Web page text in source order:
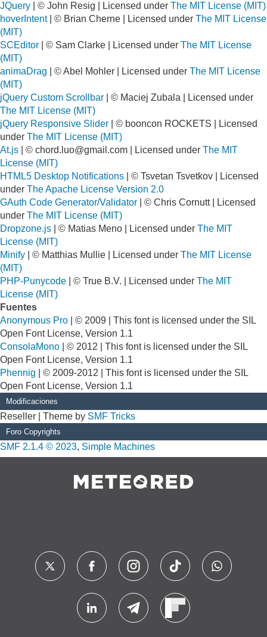
JQuery | © John Resig | Licensed under The MIT License (MIT)
hoverIntent| © Brian Cherne | Licensed under The MIT License
(MIT)
SCEditor | © Sam Clarke | Licensed under The MIT License
(MIT)
animaDrag | © Abel Mohler | Licensed under The MIT License
(MIT)
jQuery Custom Scrollbar | © Maciej Zubala | Licensed under
The MIT License (MIT)
jQuery Responsive Slider | © booncon ROCKETS | Licensed
under The MIT License (MIT)
At.js | © chord.luo@gmail.com | Licensed under The MIT
License (MIT)
HTML5 Desktop Notifications | © Tsvetan Tsvetkov | Licensed
under The Apache License Version 2.0
GAuth Code Generator/Validator | © Chris Cornutt | Licensed
under The MIT License (MIT)
Dropzone.js | © Matias Meno | Licensed under The MIT
License (MIT)
Minify | © Matthias Mullie | Licensed under The MIT License
(MIT)
PHP-Punycode | © True B.V. | Licensed under The MIT
License (MIT)
Fuentes
Anonymous Pro | © 2009 | This font is licensed under the SIL
Open Font License, Version 1.1
ConsolaMono | © 2012 | This font is licensed under the SIL
Open Font License, Version 1.1
Phennig | © 2009-2012 | This font is licensed under the SIL
Open Font License, Version 1.1
Modificaciones
Reseller | Theme by SMF Tricks
Foro Copyrights
SMF 2.1.4 © 2023, Simple Machines